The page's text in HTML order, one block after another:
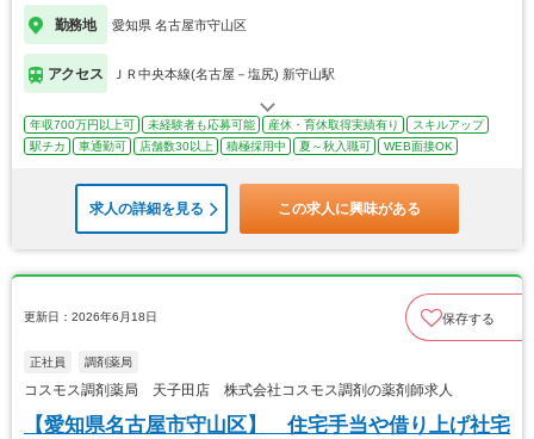
勤務地 愛知県 名古屋市守山区
アクセス ＪＲ中央本線(名古屋－塩尻) 新守山駅
年収700万円以上可 未経験者も応募可能 産休・育休取得実績有り
スキルアップ
駅チカ
車通勤可 店舗数30以上 積極採用中 夏～秋入職可 WEB面接OK
求人の詳細を見る この求人に興味がある
更新日：2026年6月18日 保存する
正社員 調剤薬局
コスモス調剤薬局 天子田店 株式会社コスモス調剤の薬剤師求人
【愛知県名古屋市守山区】 住宅手当や借り上げ社宅